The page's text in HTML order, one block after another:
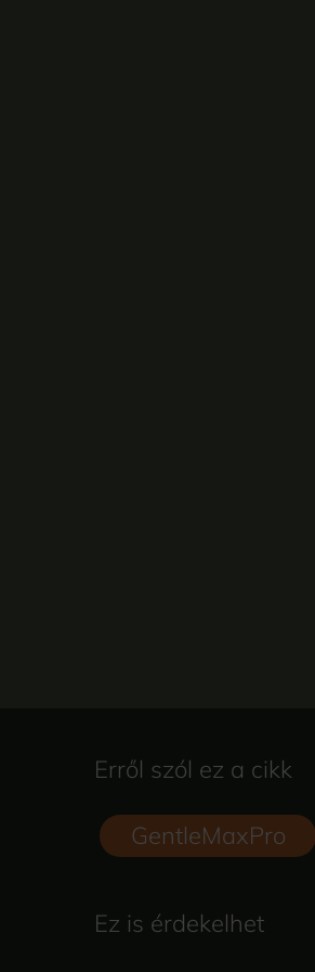
Erről szól ez a cikk
GentleMaxPro
Ez is érdekelhet